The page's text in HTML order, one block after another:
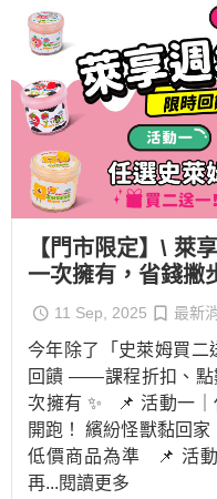
【門市限定】\ 萊
一次擁有，省錢撇
11 Sep, 2025 最新
今年除了「史萊姆買二
回饋 ——課程折扣、點
次擁有 ✨ 📌 活動一｜
開跑！ 繽紛怪獸黏回
低價商品為準 📌 活動
再...閱讀更多